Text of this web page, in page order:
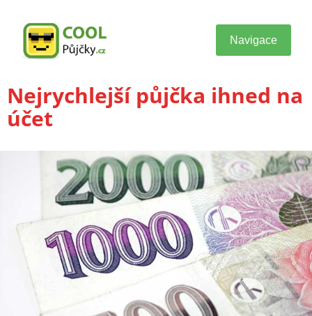
Navigace
Nejrychlejší půjčka ihned na
účet